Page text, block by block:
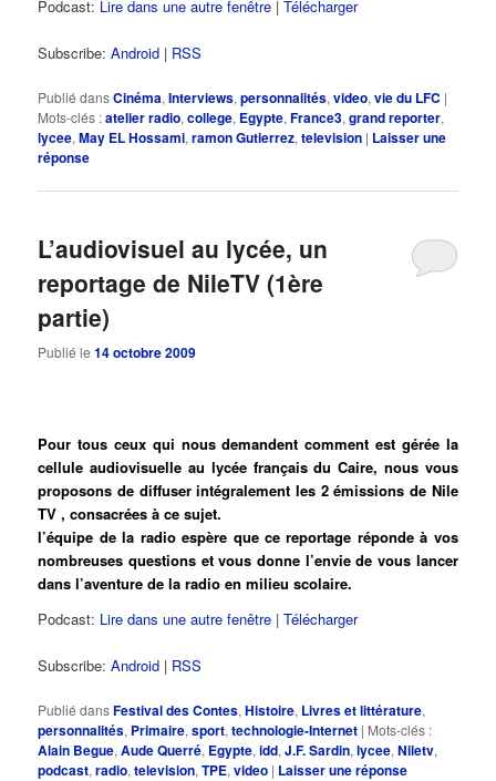
Podcast: Lire dans une autre fenêtre |Télécharger
Subscribe:Android | RSS
Publié dansCinéma,Interviews,personnalités,video,vie du LFC |
Mots-clés :atelier radio,college, Egypte,France3,grand reporter,
lycee,May EL Hossami,ramon Gutierrez,television | Laisser une
réponse
L’audiovisuel au lycée, un
reportage de NileTV (1ère
partie)
Publié le14 octobre 2009
Pour tous ceux qui nous demandent comment est gérée la
cellule audiovisuelle au lycée français du Caire, nous vous
proposons de diffuser intégralement les 2 émissions de Nile
TV , consacrées à ce sujet.
l’équipe de la radio espère que ce reportage réponde à vos
nombreuses questions et vous donne l’envie de vous lancer
dans l’aventure de la radio en milieu scolaire.
Podcast: Lire dans une autre fenêtre |Télécharger
Subscribe:Android | RSS
Publié dansFestival des Contes,Histoire, Livres et littérature,
personnalités, Primaire,sport,technologie-Internet | Mots-clés :
Alain Begue,Aude Querré, Egypte,idd,J.F. Sardin,lycee,Niletv,
podcast,radio,television,TPE,video | Laisser une réponse